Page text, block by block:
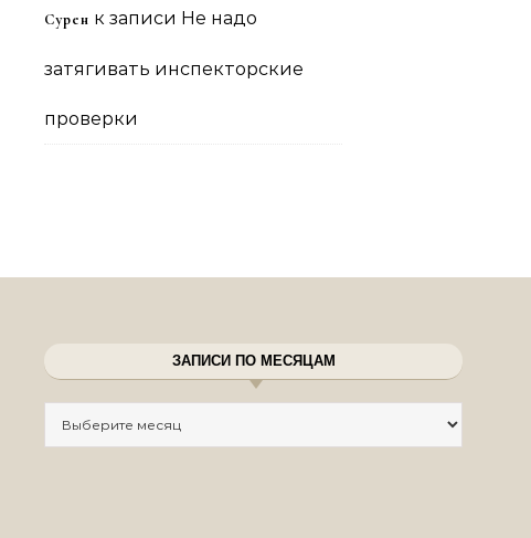
Сурен к записи Не надо
затягивать инспекторские
проверки
ЗАПИСИ ПО МЕСЯЦАМ